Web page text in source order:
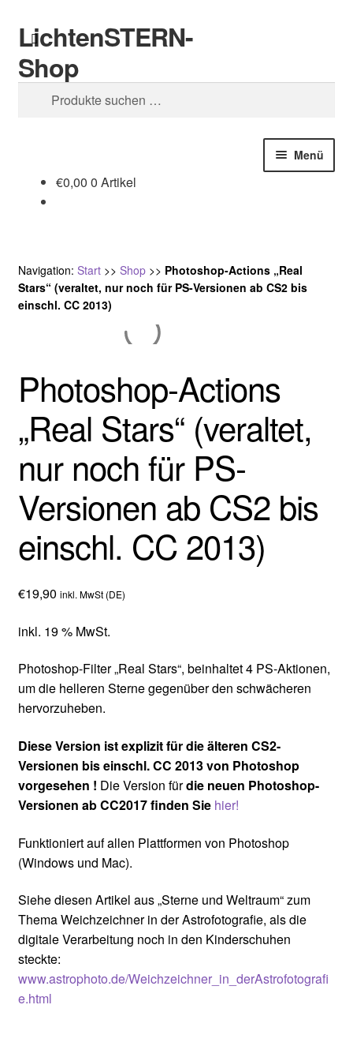
Zur
Navigation
springen
Zum
Inhalt
springen
LichtenSTERN-
Shop
Suchen
Suchen
Menü
€0,00 0 Artikel
Navigation: Start>> Shop>> Photoshop-Actions „Real
Stars“ (veraltet, nur noch für PS-Versionen ab CS2 bis
einschl. CC 2013)
Photoshop-Actions
„Real Stars“ (veraltet,
nur noch für PS-
Versionen ab CS2 bis
einschl. CC 2013)
€19,90 inkl. MwSt (DE)
inkl. 19 % MwSt.
Photoshop-Filter „Real Stars“, beinhaltet 4 PS-Aktionen,
um die helleren Sterne gegenüber den schwächeren
hervorzuheben.
Diese Version ist explizit für die älteren CS2-
Versionen bis einschl. CC 2013 von Photoshop
vorgesehen ! Die Version fürdie neuen Photoshop-
Versionen ab CC2017 finden Sie hier!
Funktioniert auf allen Plattformen von Photoshop
(Windows und Mac).
Siehe diesen Artikel aus „Sterne und Weltraum“ zum
Thema Weichzeichner in der Astrofotografie, als die
digitale Verarbeitung noch in den Kinderschuhen
steckte:
www.astrophoto.de/Weichzeichner_in_derAstrofotografi
e.html